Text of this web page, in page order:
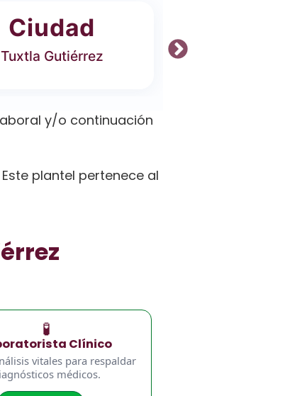
Ciudad
Tuxtla Gutiérrez
y/o continuación
Este plantel pertenece al
🧪
Clínico
vitales para respaldar
médicos.